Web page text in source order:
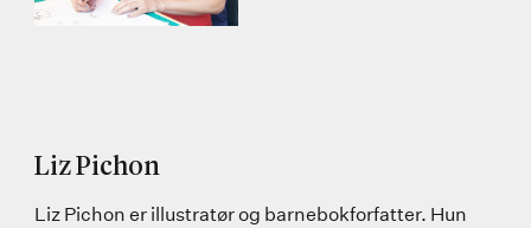
Liz Pichon
Liz Pichon er illustratør og barnebokforfatter. Hun